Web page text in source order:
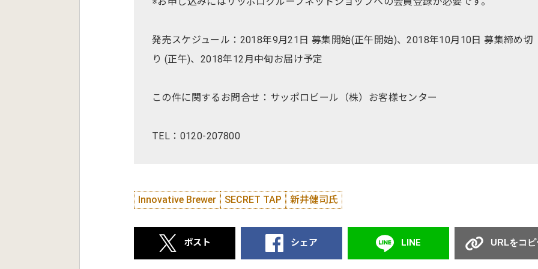
発売スケジュール：2018年9月21日 募集開始(正午開始)、2018年10月10日 募集締め切
り (正午)、2018年12月中旬お届け予定
この件に関するお問合せ：サッポロビール（株）お客様センター
TEL：0120-207800
Innovative Brewer SECRET TAP 新井健司氏
ポスト シェア LINE URLをコピ